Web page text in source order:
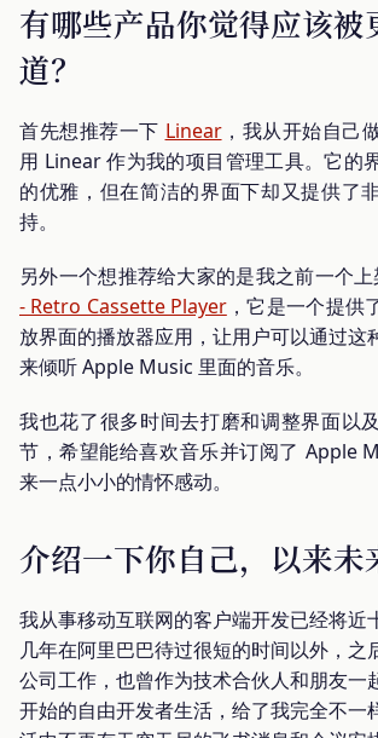
有哪些产品你觉得应该被
道？
首先想推荐一下 Linear，我从开始自己
用 Linear 作为我的项目管理工具。它的
的优雅，但在简洁的界面下却又提供了
持。
另外一个想推荐给大家的是我之前一个上
- Retro Cassette Player，它是一个提供
放界面的播放器应用，让用户可以通过这
来倾听 Apple Music 里面的音乐。
我也花了很多时间去打磨和调整界面以
节，希望能给喜欢音乐并订阅了 Apple
来一点小小的情怀感动。
介绍一下你自己，以来未
我从事移动互联网的客户端开发已经将近
几年在阿里巴巴待过很短的时间以外，之
公司工作，也曾作为技术合伙人和朋友一
开始的自由开发者生活，给了我完全不一